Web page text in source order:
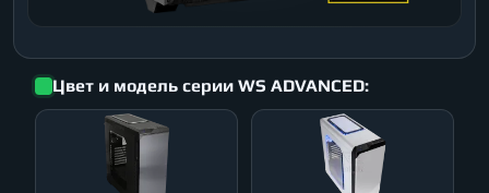
Цвет и модель серии WS ADVANCED: